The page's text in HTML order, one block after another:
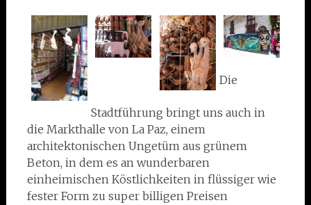
Die
Stadtführung bringt uns auch in
die Markthalle von La Paz, einem
architektonischen Ungetüm aus grünem
Beton, in dem es an wunderbaren
einheimischen Köstlichkeiten in flüssiger wie
fester Form zu super billigen Preisen